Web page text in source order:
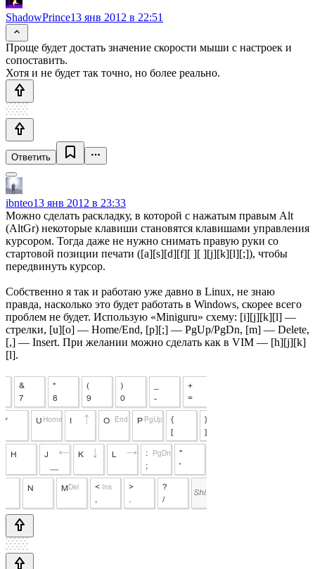
ShadowPrince13 янв 2012 в 22:51
Проще будет достать значение скорости мыши с настроек и
сопоставить.
Хотя и не будет так точно, но более реально.
Ответить
ibnteo13 янв 2012 в 23:33
Можно сделать раскладку, в которой с нажатым правым Alt
(AltGr) некоторые клавиши становятся клавишами управления
курсором. Тогда даже не нужно снимать правую руки со
стартовой позиции печати ([a][s][d][f][ ][ ][j][k][l][;]), чтобы
передвинуть курсор.
Собственно я так и работаю уже давно в Linux, не знаю
правда, насколько это будет работать в Windows, скорее всего
проблем не будет. Использую «Miniguru» схему: [i][j][k][l] —
стрелки, [u][o] — Home/End, [p][;] — PgUp/PgDn, [m] — Delete,
[,] — Insert. При желании можно сделать как в VIM — [h][j][k]
[l].